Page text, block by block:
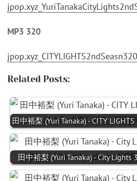
MP3 320
Related Posts:
田中裕梨 (Yuri Tanaka) - CITY
田中裕梨 (Yuri Tanaka) - City Lights